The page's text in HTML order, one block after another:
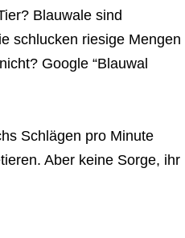
Blauwale sind
schlucken riesige Mengen
Google “Blauwal
Schlägen pro Minute
Aber keine Sorge, ihr